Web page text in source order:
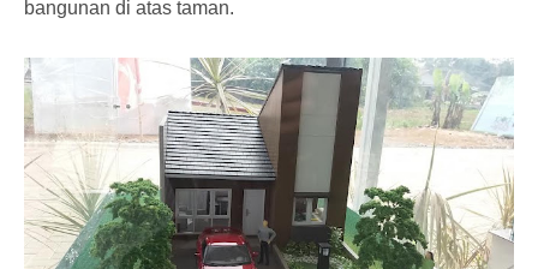
bangunan di atas taman.